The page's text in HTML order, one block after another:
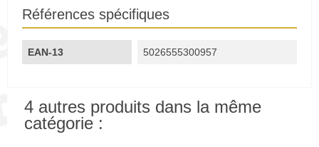
Références spécifiques
EAN-13 5026555300957
4 autres produits dans la même
catégorie :